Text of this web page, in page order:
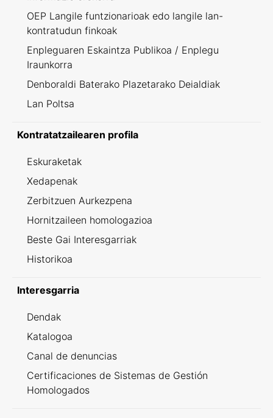
OEP Langile funtzionarioak edo langile lan-
kontratudun finkoak
Enpleguaren Eskaintza Publikoa / Enplegu
Iraunkorra
Denboraldi Baterako Plazetarako Deialdiak
Lan Poltsa
Kontratatzailearen profila
Eskuraketak
Xedapenak
Zerbitzuen Aurkezpena
Hornitzaileen homologazioa
Beste Gai Interesgarriak
Historikoa
Interesgarria
Dendak
Katalogoa
Canal de denuncias
Certificaciones de Sistemas de Gestión
Homologados